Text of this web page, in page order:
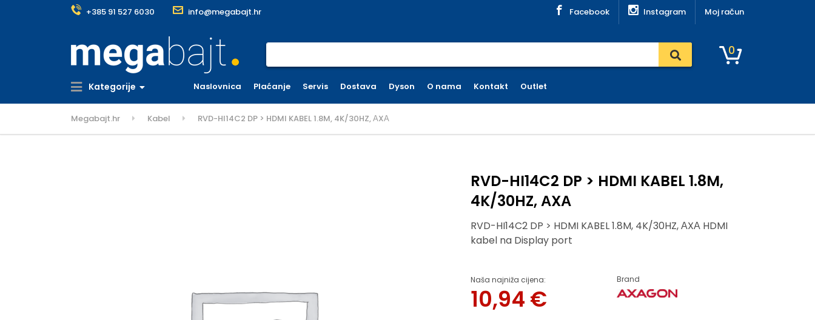
+385 91 527 6030 info@megabajt.hr Facebook Instagram Moj račun
0
Kategorije Naslovnica Plaćanje Servis Dostava Dyson O nama Kontakt Outlet
Megabajt.hr Kabel RVD-HI14C2 DP > HDMI KABEL 1.8M, 4K/30HZ, АXА
RVD-HI14C2 DP > HDMI KABEL 1.8M,
4K/30HZ, АXА
RVD-HI14C2 DP > HDMI KABEL 1.8M, 4K/30HZ, АXА HDMI
kabel na Display port
Naša najniža cijena:
10,94 €
Brand